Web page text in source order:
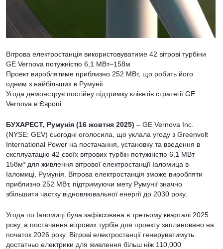
Вітрова електростанція використовуватиме 42 вітрові турбіни
GE Vernova потужністю 6,1 МВт–158м
Проект вироблятиме приблизно 252 МВт, що робить його
одним з найбільших в Румунії
Угода демонструє постійну підтримку клієнтів стратегії GE
Vernova в Європі
БУХАРЕСТ, Румунія (16 жовтня 2025) – GE Vernova Inc.
(NYSE: GEV) сьогодні оголосила, що уклала угоду з Greenvolt
International Power на постачання, установку та введення в
експлуатацію 42 своїх вітрових турбін потужністю 6,1 МВт–
158м* для живлення вітрової електростанції Іаломица в
Іаломиці, Румунія. Вітрова електростанція зможе виробляти
приблизно 252 МВт, підтримуючи мету Румунії значно
збільшити частку відновлювальної енергії до 2030 року.
Угода по Іаломиці була зафіксована в третьому кварталі 2025
року, а постачання вітрових турбін для проекту заплановано на
початок 2026 року. Вітрові електростанції генеруватимуть
достатньо електрики для живлення більш ніж 110,000